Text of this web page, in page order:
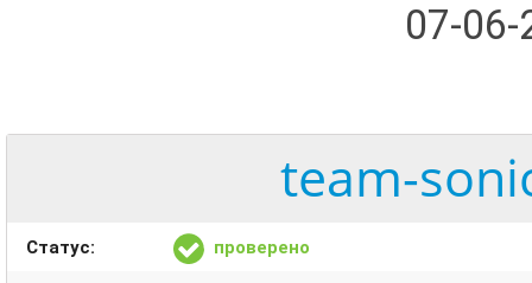
07-
team-
Статус: проверено